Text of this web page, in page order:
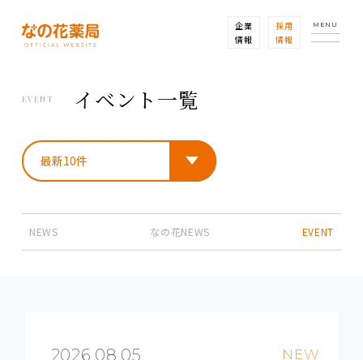
企業
情報
採用
情報
MENU
EVENT イベント一覧
NEWS なの花NEWS EVENT
NEW
2026.08.05